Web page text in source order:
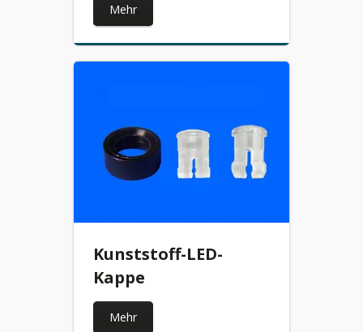
Mehr
Kunststoff-LED-
Kappe
Mehr